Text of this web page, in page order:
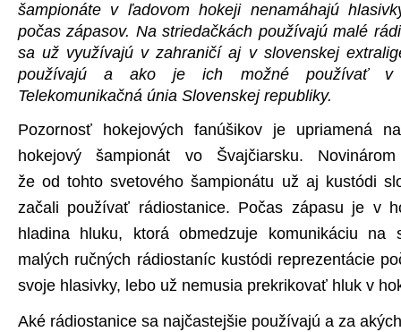
šampionáte v ľadovom hokeji nenamáhajú
počas zápasov. Na striedačkách používajú malé
sa už využívajú v zahraničí aj v slovenskej
používajú a ako je ich možné používať v
Telekomunikačná únia Slovenskej republiky.
Pozornosť hokejových fanúšikov je upriamená
hokejový šampionát vo Švajčiarsku.
že od tohto svetového šampionátu už aj kustódi
začali používať rádiostanice. Počas zápasu je v
hladina hluku, ktorá obmedzuje komunikáciu na
malých ručných rádiostaníc kustódi reprezentácie
svoje hlasivky, lebo už nemusia prekrikovať hluk v
Aké rádiostanice sa najčastejšie používajú a za